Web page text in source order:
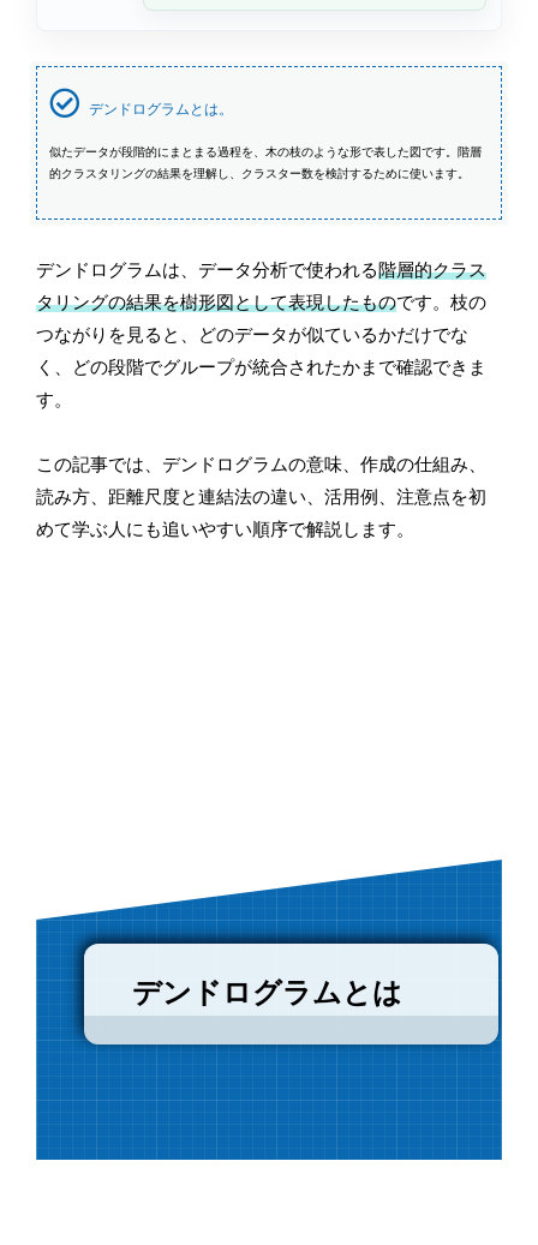
デンドログラムとは。
似たデータが段階的にまとまる過程を、木の枝のような形で表した図です。階層
的クラスタリングの結果を理解し、クラスター数を検討するために使います。
デンドログラムは、データ分析で使われる階層的クラス
タリングの結果を樹形図として表現したものです。枝の
つながりを見ると、どのデータが似ているかだけでな
く、どの段階でグループが統合されたかまで確認できま
す。
この記事では、デンドログラムの意味、作成の仕組み、
読み方、距離尺度と連結法の違い、活用例、注意点を初
めて学ぶ人にも追いやすい順序で解説します。
デンドログラムとは